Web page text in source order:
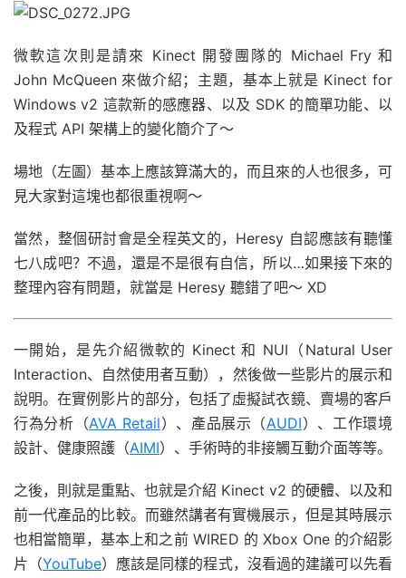
微軟這次則是請來 Kinect 開發團隊的 Michael Fry 和
John McQueen 來做介紹；主題，基本上就是 Kinect for
Windows v2 這款新的感應器、以及 SDK 的簡單功能、以
及程式 API 架構上的變化簡介了～
場地（左圖）基本上應該算滿大的，而且來的人也很多，可
見大家對這塊也都很重視啊～
當然，整個研討會是全程英文的，Heresy 自認應該有聽懂
七八成吧？不過，還是不是很有自信，所以…如果接下來的
整理內容有問題，就當是 Heresy 聽錯了吧～ XD
一開始，是先介紹微軟的 Kinect 和 NUI（Natural User
Interaction、自然使用者互動），然後做一些影片的展示和
說明。在實例影片的部分，包括了虛擬試衣鏡、賣場的客戶
行為分析（AVA Retail）、產品展示（AUDI）、工作環境
設計、健康照護（AIMI）、手術時的非接觸互動介面等等。
之後，則就是重點、也就是介紹 Kinect v2 的硬體、以及和
前一代產品的比較。而雖然講者有實機展示，但是其時展示
也相當簡單，基本上和之前 WIRED 的 Xbox One 的介紹影
片（YouTube）應該是同樣的程式，沒看過的建議可以先看